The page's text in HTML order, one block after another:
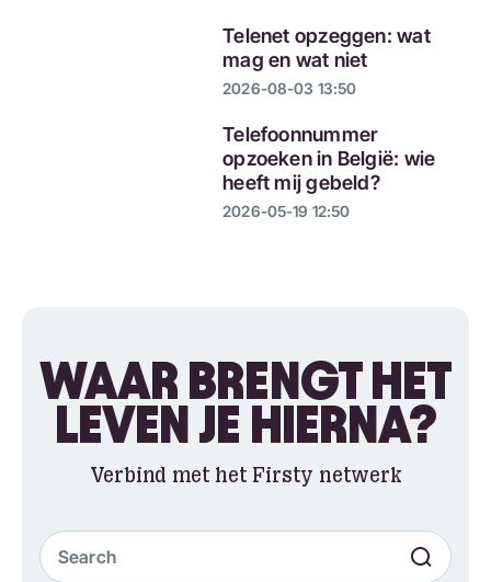
Telenet opzeggen: wat
mag en wat niet
2026-08-03 13:50
Telefoonnummer
opzoeken in België: wie
heeft mij gebeld?
2026-05-19 12:50
WAAR BRENGT HET
LEVEN JE HIERNA?
Verbind met het Firsty netwerk